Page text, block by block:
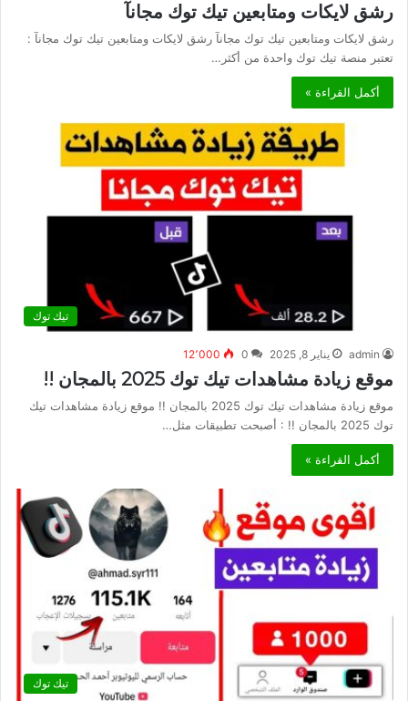
رشق لايكات ومتابعين تيك توك مجانآ
رشق لايكات ومتابعين تيك توك مجانآ رشق لايكات ومتابعين تيك توك مجانآ :
تعتبر منصة تيك توك واحدة من أكثر…
أكمل القراءة »
تيك توك
admin يناير 8, 2025 0 12٬000
موقع زيادة مشاهدات تيك توك 2025 بالمجان !!
موقع زيادة مشاهدات تيك توك 2025 بالمجان !! موقع زيادة مشاهدات تيك
توك 2025 بالمجان !! : أصبحت تطبيقات مثل…
أكمل القراءة »
تيك توك